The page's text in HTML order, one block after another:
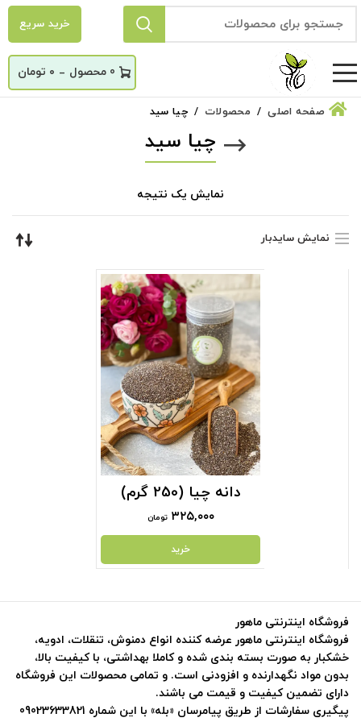
خرید سریع
0
_ ۰ تومان
صفحه اصلی محصولات چیا سید
چیا سید
نمایش یک نتیجه
نمایش سایدبار
دانه چیا (250 گرم)
۳۲۵,۰۰۰ تومان
خرید
فروشگاه اینترنتی ماهور
فروشگاه اینترنتی ماهور عرضه کننده انواع دمنوش، تنقلات، ادویه،
خشکبار به صورت بسته بندی شده و کاملا بهداشتی، با کیفیت بالا،
بدون مواد نگهدارنده و افزودنی است. و تمامی محصولات این فروشگاه
دارای تضمین کیفیت و قیمت می باشند.
پیگیری سفارشات از طریق پیامرسان «بله» با این شماره 09023633821